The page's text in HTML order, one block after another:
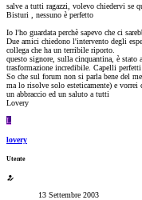
salve a tutti ragazzi, volevo chiedervi se
Bisturi , nessuno è perfetto
Io l'ho guardata perchè sapevo che ci
Due amici chiedono l'intervento degli
collega che ha un terribile riporto.
questo signore, sulla cinquantina, è stato
trasformazione incredibile. Capelli
So che sul forum non si parla bene del
ma lo risolve solo esteticamente) e vorrei
un abbraccio ed un saluto a tutti
Lovery
L
lovery
Utente
13 Settembre 2003